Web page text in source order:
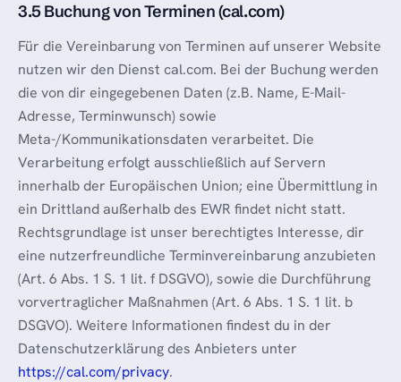
3.5 Buchung von Terminen (cal.com)
Für die Vereinbarung von Terminen auf unserer Website
nutzen wir den Dienst cal.com. Bei der Buchung werden
die von dir eingegebenen Daten (z.B. Name, E-Mail-
Adresse, Terminwunsch) sowie
Meta-/Kommunikationsdaten verarbeitet. Die
Verarbeitung erfolgt ausschließlich auf Servern
innerhalb der Europäischen Union; eine Übermittlung in
ein Drittland außerhalb des EWR findet nicht statt.
Rechtsgrundlage ist unser berechtigtes Interesse, dir
eine nutzerfreundliche Terminvereinbarung anzubieten
(Art. 6 Abs. 1 S. 1 lit. f DSGVO), sowie die Durchführung
vorvertraglicher Maßnahmen (Art. 6 Abs. 1 S. 1 lit. b
DSGVO). Weitere Informationen findest du in der
Datenschutzerklärung des Anbieters unter
https://cal.com/privacy.